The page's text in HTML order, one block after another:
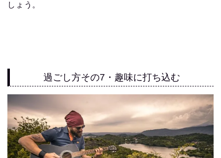
しょう。
過ごし方その7・趣味に打ち込む